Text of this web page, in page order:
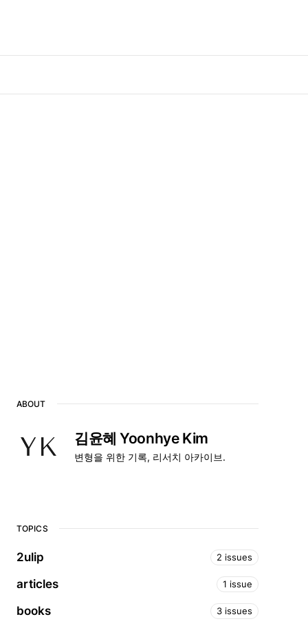
ABOUT
김윤혜 Yoonhye Kim
변형을 위한 기록, 리서치 아카이브.
TOPICS
2ulip 2 issues
articles 1 issue
books 3 issues